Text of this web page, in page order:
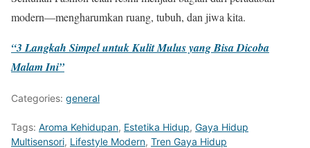
modern—mengharumkan ruang, tubuh, dan jiwa kita.
“3 Langkah Simpel untuk Kulit Mulus yang Bisa Dicoba
Malam Ini”
Categories: general
Tags: Aroma Kehidupan, Estetika Hidup, Gaya Hidup
Multisensori, Lifestyle Modern, Tren Gaya Hidup